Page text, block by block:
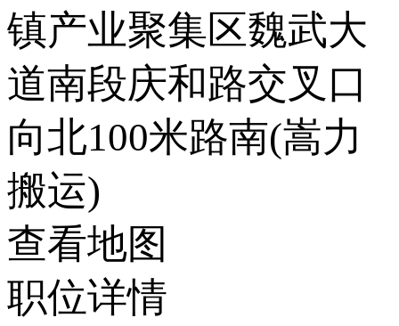
镇产业聚集区魏武大
道南段庆和路交叉口
向北100米路南(嵩力
搬运)
查看地图
职位详情